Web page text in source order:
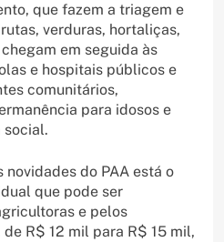
que fazem a triagem e
verduras, hortaliças,
em seguida às
e hospitais públicos e
comunitários,
para idosos e
social.
novidades do PAA está o
que pode ser
e pelos
R$ 12 mil para R$ 15 mil,